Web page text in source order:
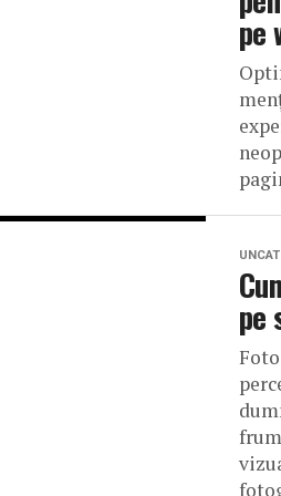
pe
pe